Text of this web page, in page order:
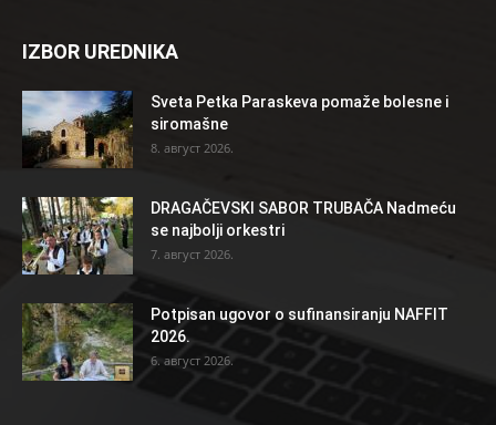
IZBOR UREDNIKA
Sveta Petka Paraskeva pomaže bolesne i
siromašne
8. август 2026.
DRAGAČEVSKI SABOR TRUBAČA Nadmeću
se najbolji orkestri
7. август 2026.
Potpisan ugovor o sufinansiranju NAFFIT
2026.
6. август 2026.